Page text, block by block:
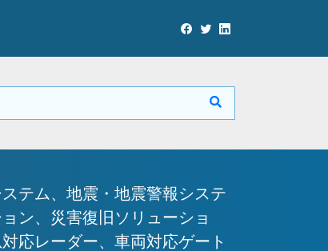
テム、地震・地震警報システ
ン、災害復旧ソリューショ
応レーダー、車両対応ゲート